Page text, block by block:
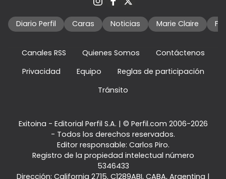
Diario Perfil Caras Noticias Marie Claire
Canales RSS Quienes Somos
Contáctenos
Privacidad
Equipo
Reglas de participación
Tránsito
Exitoina - Editorial Perfil S.A. | © Perfil.com 2006-2026
- Todos los derechos reservados.
Editor responsable: Carlos Piro.
Registro de la propiedad intelectual número
5346433
Dirección: California 2715, C1289ABI, CABA, Argentina |